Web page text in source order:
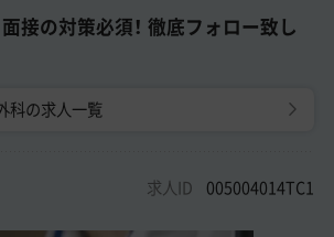
介
人一覧
接の対策必須！ 徹底フォロー致し
科の求人一覧
求人ID 005004014TC1